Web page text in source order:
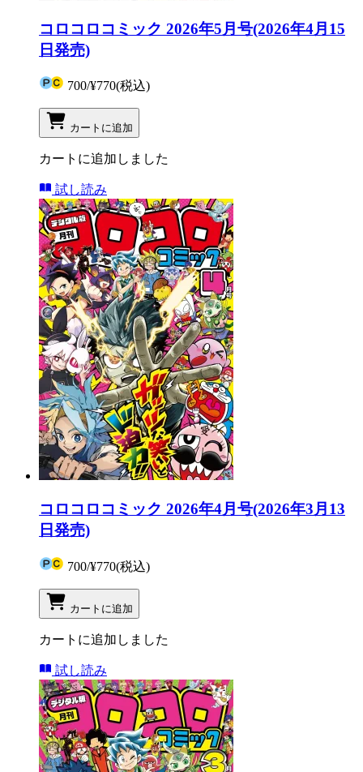
コロコロコミック 2026年5月号(2026年4月15
日発売)
700/¥770(税込)
カートに追加
カートに追加しました
試し読み
コロコロコミック 2026年4月号(2026年3月13
日発売)
700/¥770(税込)
カートに追加
カートに追加しました
試し読み